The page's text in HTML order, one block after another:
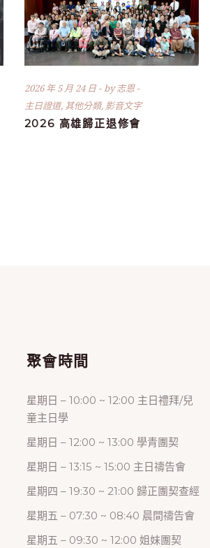
2026 年 5 月 24 日 by志恩
主日證道, 其他分類, 影音文字
2026 高雄歸正退修會
聚會時間
星期日 – 10:00 ~ 12:00 主日禮拜/兒
童主日學
星期日 – 12:00 ~ 13:00 學青團契
星期日 – 13:15 ~ 15:00 主日禱告會
星期四 – 19:30 ~ 21:00 歸正團契查經
星期五 – 07:30 ~ 08:40 晨間禱告會
星期五 – 09:30 ~ 12:00 姐妹團契